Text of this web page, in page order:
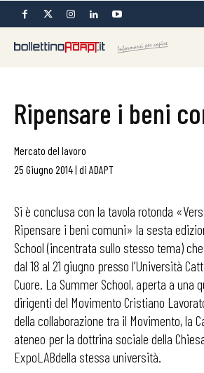
Ripensare i beni
Mercato del lavoro
25 Giugno 2014| di ADAPT
Si è conclusa con la tavola rotonda
Ripensare i beni comuni» la sesta
School (incentrata sullo stesso tema)
dal 18 al 21 giugno presso l’Università
Cuore. La Summer School, aperta a una
dirigenti del Movimento Cristiano
della collaborazione tra il Movimento, la
ateneo per la dottrina sociale della
ExpoLABdella stessa università.